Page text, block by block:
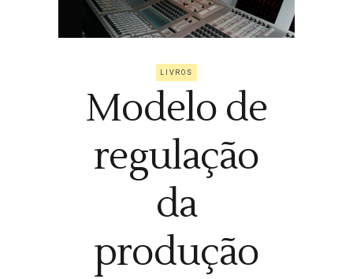
LIVROS
Modelo de
regulação
da
produção